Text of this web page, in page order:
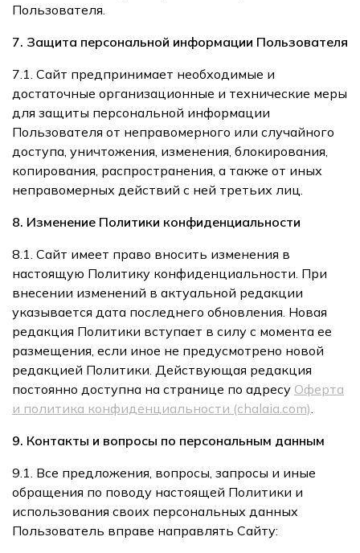
Пользователя.
7. Защита персональной информации Пользователя
7.1. Сайт предпринимает необходимые и
достаточные организационные и технические меры
для защиты персональной информации
Пользователя от неправомерного или случайного
доступа, уничтожения, изменения, блокирования,
копирования, распространения, а также от иных
неправомерных действий с ней третьих лиц.
8. Изменение Политики конфиденциальности
8.1. Сайт имеет право вносить изменения в
настоящую Политику конфиденциальности. При
внесении изменений в актуальной редакции
указывается дата последнего обновления. Новая
редакция Политики вступает в силу с момента ее
размещения, если иное не предусмотрено новой
редакцией Политики. Действующая редакция
постоянно доступна на странице по адресу Оферта
и политика конфиденциальности (chalaia.com)
9. Контакты и вопросы по персональным данным
9.1. Все предложения, вопросы, запросы и иные
обращения по поводу настоящей Политики и
использования своих персональных данных
Пользователь вправе направлять Сайту: